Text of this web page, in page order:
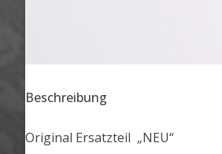
Beschreibung
Original Ersatzteil „NEU“